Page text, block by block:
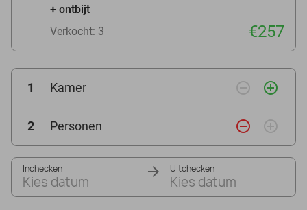
+ ontbijt
Verkocht: 3
€257
1 Kamer remove_circle_outline add_circle_outline
2 Personen remove_circle_outline add_circle_outline
Inchecken
Kies datum
Uitchecken
Kies datum